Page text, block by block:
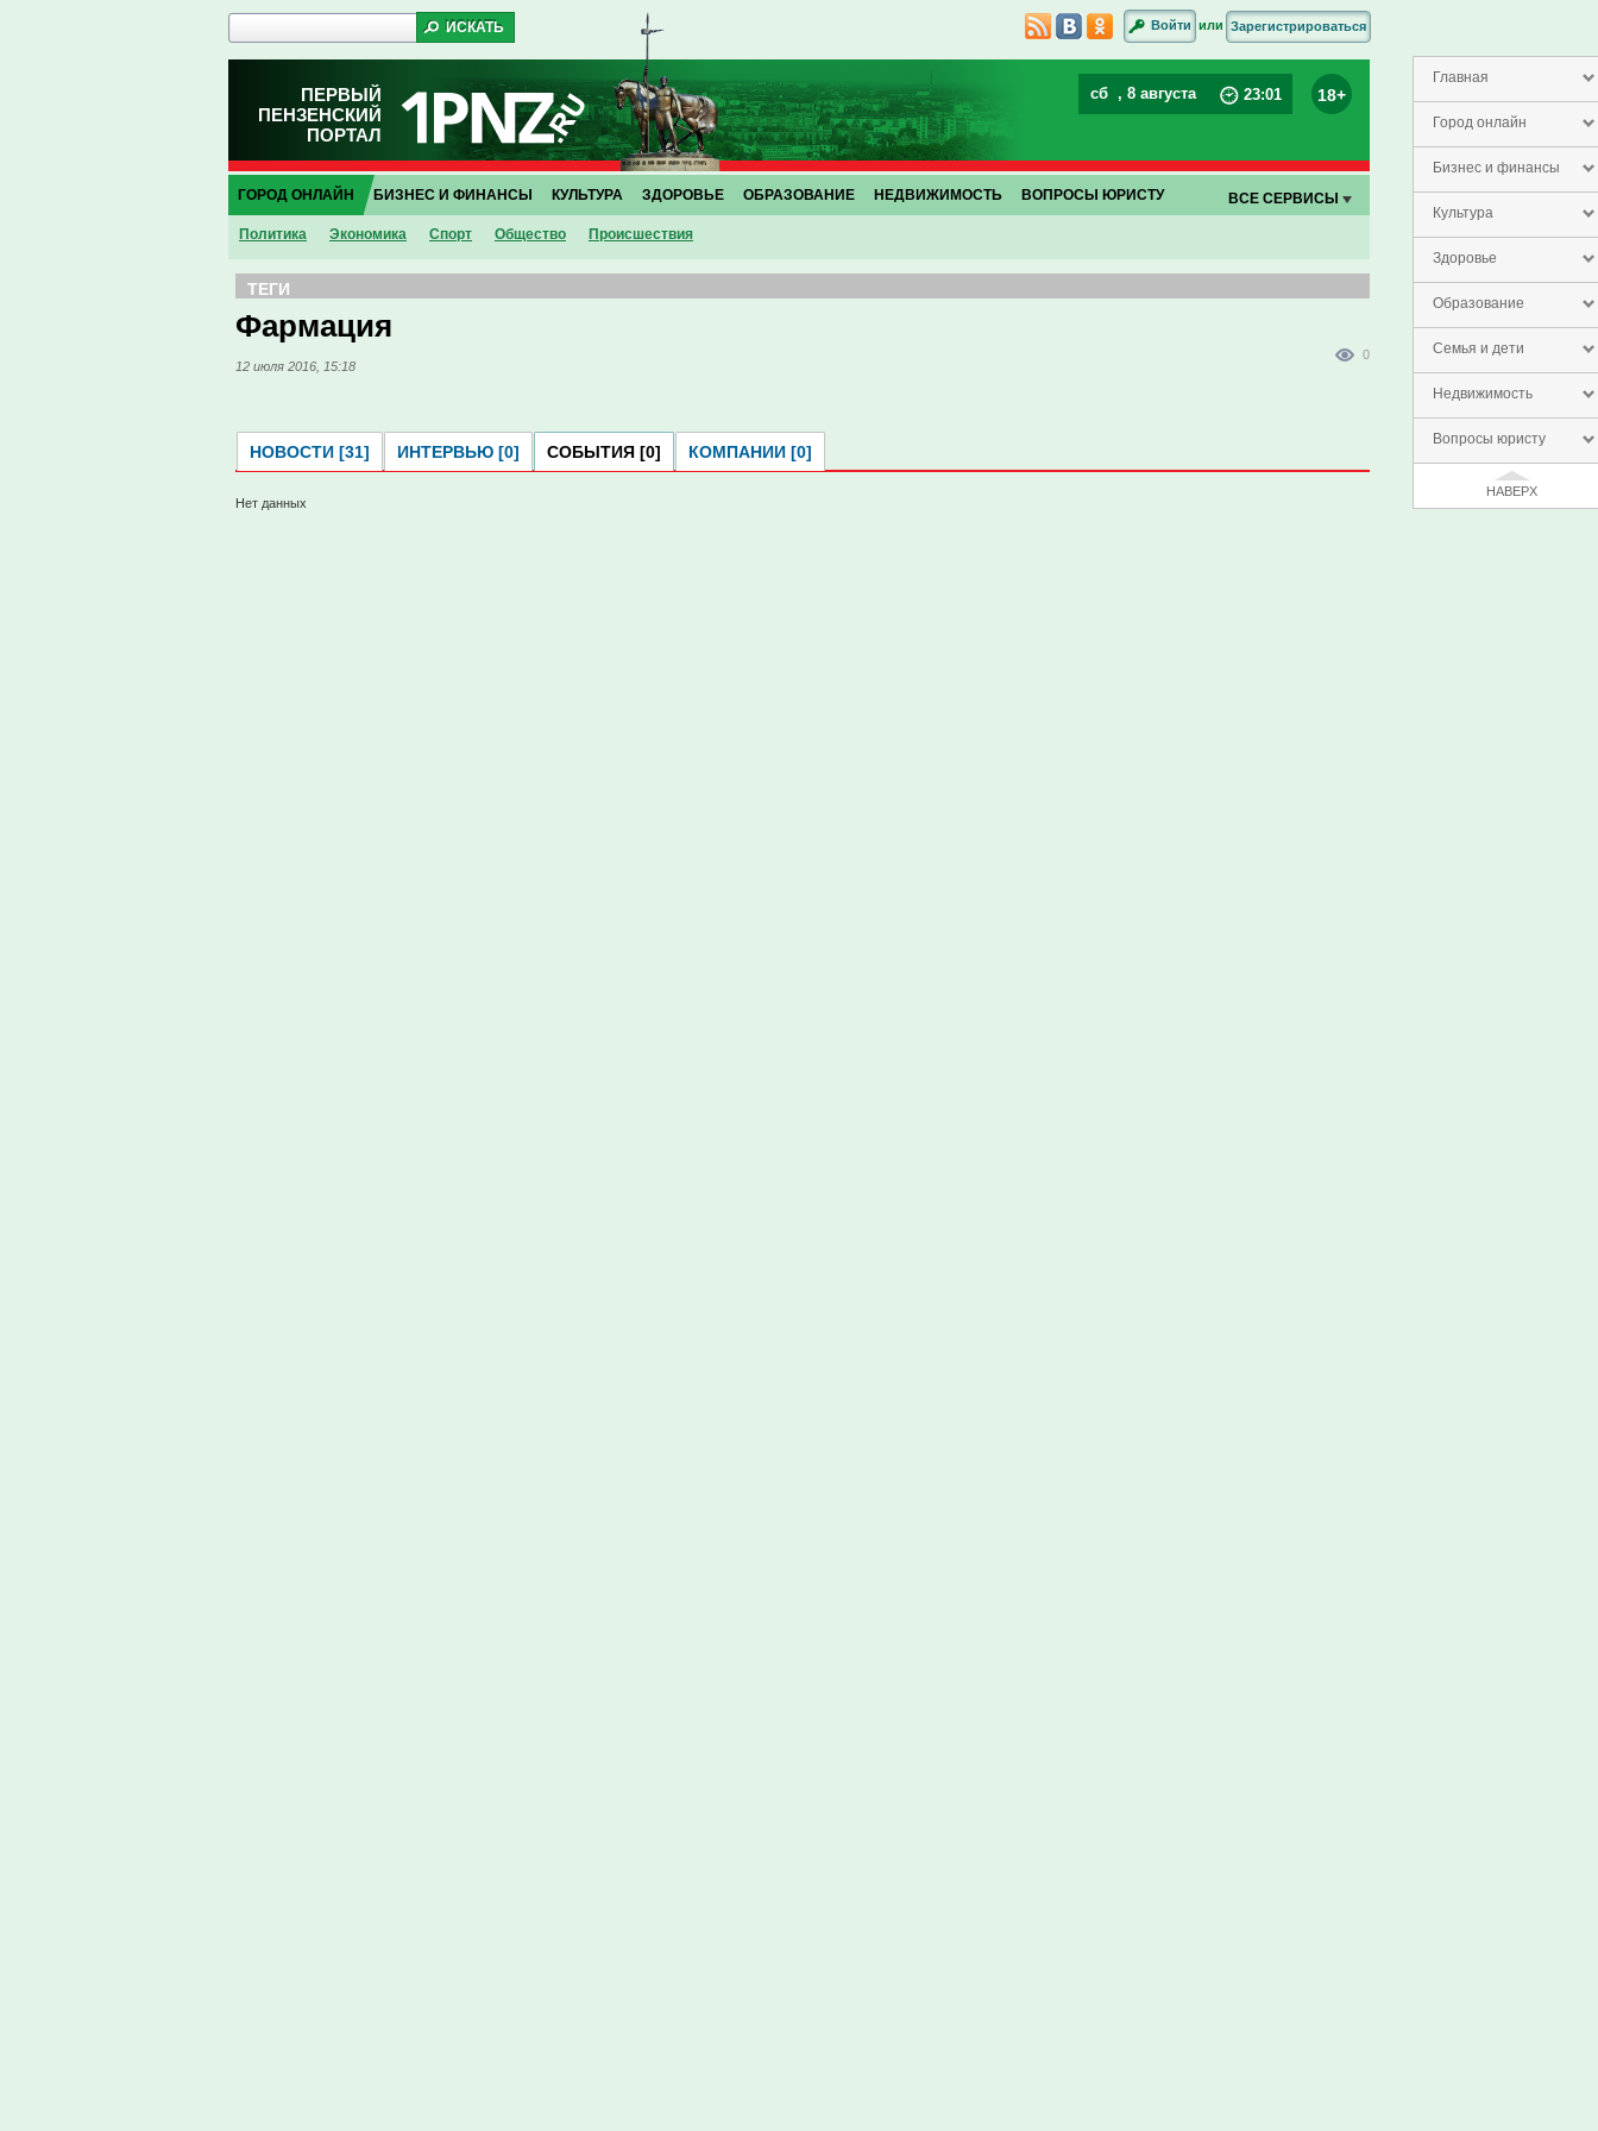
Главная
Город онлайн
Бизнес и финансы
Культура
Здоровье
Образование
Семья и дети
Недвижимость
Вопросы юристу
НАВЕРХ
Войти или Зарегистрироваться
ПЕРВЫЙ
ПЕНЗЕНСКИЙ
ПОРТАЛ
сб , 8 августа 23:01 18+
ГОРОД ОНЛАЙН
Политика Экономика Спорт Общество Проиcшествия
БИЗНЕС И ФИНАНСЫ КУЛЬТУРА ЗДОРОВЬЕ ОБРАЗОВАНИЕ НЕДВИЖИМОСТЬ ВОПРОСЫ ЮРИСТУ ВСЕ СЕРВИСЫ
ТЕГИ
Фармация
12 июля 2016, 15:18
0
НОВОСТИ [31] ИНТЕРВЬЮ [0] СОБЫТИЯ [0] КОМПАНИИ [0]
Нет данных